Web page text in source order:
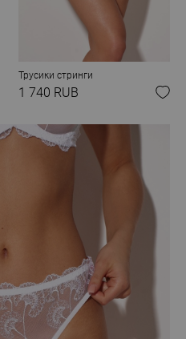
Трусики стринги
1 740 RUB